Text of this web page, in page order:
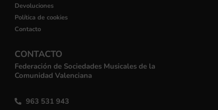
Devoluciones
Política de cookies
Contacto
CONTACTO
Federación de Sociedades Musicales de la
Comunidad Valenciana
963 531 943